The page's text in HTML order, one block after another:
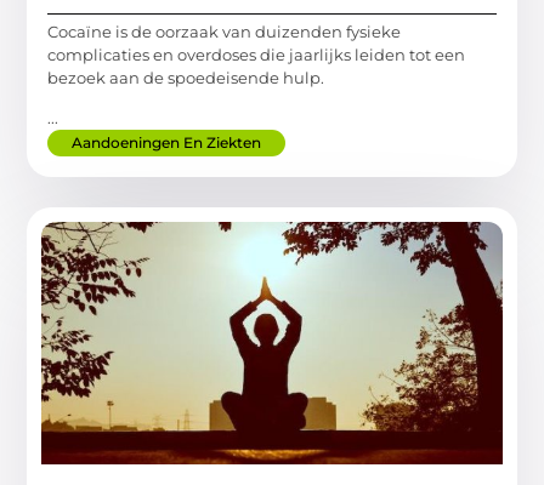
Cocaïne is de oorzaak van duizenden fysieke
complicaties en overdoses die jaarlijks leiden tot een
bezoek aan de spoedeisende hulp.
...
Aandoeningen En Ziekten